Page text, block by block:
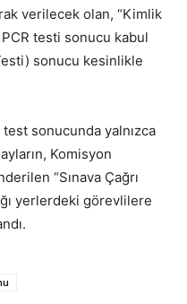
verilecek olan, “Kimlik
testi sonucu kabul
sonucu kesinlikle
sonucunda yalnızca
Komisyon
“Sınava Çağrı
yerlerdeki görevlilere